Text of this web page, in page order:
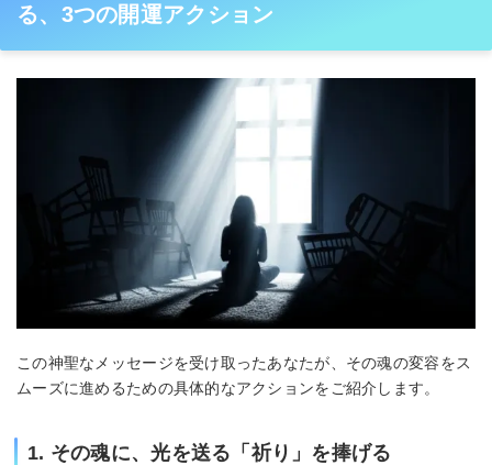
る、3つの開運アクション
この神聖なメッセージを受け取ったあなたが、その魂の変容をス
ムーズに進めるための具体的なアクションをご紹介します。
1. その魂に、光を送る「祈り」を捧げる